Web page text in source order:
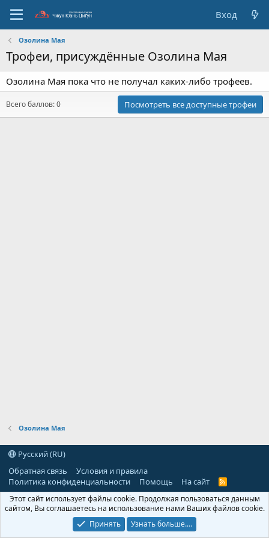
Вход
Озолина Мая
Трофеи, присуждённые Озолина Мая
Озолина Мая пока что не получал каких-либо трофеев.
Всего баллов: 0 Посмотреть все доступные трофеи
Озолина Мая
Русский (RU)
Обратная связь
Условия и правила
Политика конфиденциальности
Помощь На сайт
R
S
Этот сайт использует файлы cookie. Продолжая пользоваться данным
сайтом, Вы соглашаетесь на использование нами Ваших файлов cookie.
Принять
Узнать больше.…